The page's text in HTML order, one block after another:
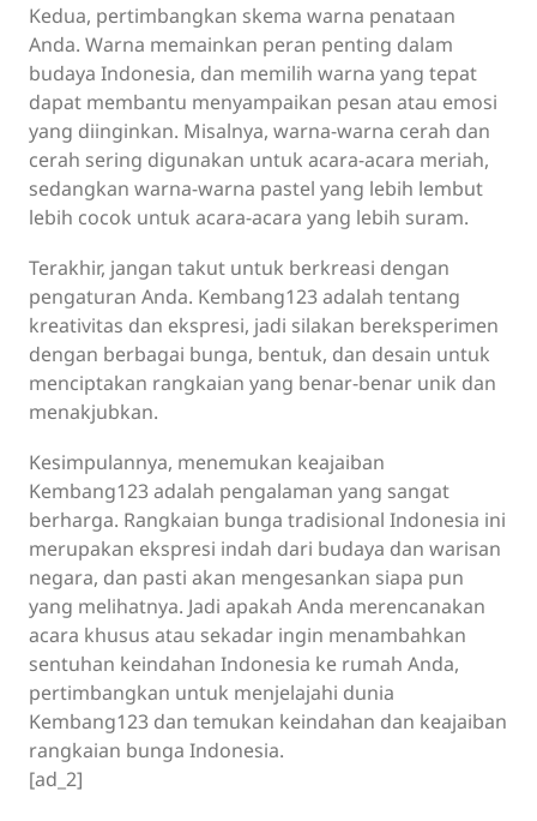
Kedua, pertimbangkan skema warna penataan
Anda. Warna memainkan peran penting dalam
budaya Indonesia, dan memilih warna yang tepat
dapat membantu menyampaikan pesan atau emosi
yang diinginkan. Misalnya, warna-warna cerah dan
cerah sering digunakan untuk acara-acara meriah,
sedangkan warna-warna pastel yang lebih lembut
lebih cocok untuk acara-acara yang lebih suram.
Terakhir, jangan takut untuk berkreasi dengan
pengaturan Anda. Kembang123 adalah tentang
kreativitas dan ekspresi, jadi silakan bereksperimen
dengan berbagai bunga, bentuk, dan desain untuk
menciptakan rangkaian yang benar-benar unik dan
menakjubkan.
Kesimpulannya, menemukan keajaiban
Kembang123 adalah pengalaman yang sangat
berharga. Rangkaian bunga tradisional Indonesia ini
merupakan ekspresi indah dari budaya dan warisan
negara, dan pasti akan mengesankan siapa pun
yang melihatnya. Jadi apakah Anda merencanakan
acara khusus atau sekadar ingin menambahkan
sentuhan keindahan Indonesia ke rumah Anda,
pertimbangkan untuk menjelajahi dunia
Kembang123 dan temukan keindahan dan keajaiban
rangkaian bunga Indonesia.
[ad_2]